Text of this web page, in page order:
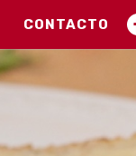
CONTACTO